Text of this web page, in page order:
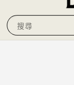
搜尋